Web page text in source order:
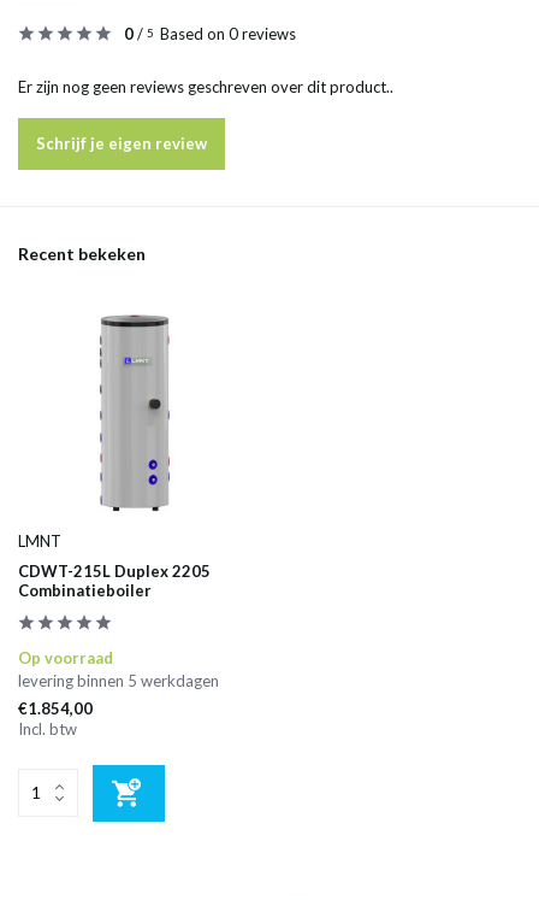
0/ 5 Based on 0 reviews
Er zijn nog geen reviews geschreven over dit product..
Schrijf je eigen review
Recent bekeken
LMNT
CDWT-215L Duplex 2205
Combinatieboiler
Op voorraad
levering binnen 5 werkdagen
€1.854,00
Incl. btw